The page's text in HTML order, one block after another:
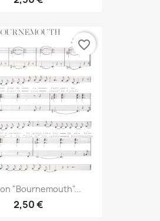
"Bournemouth"...
2,50 €
favorite_border